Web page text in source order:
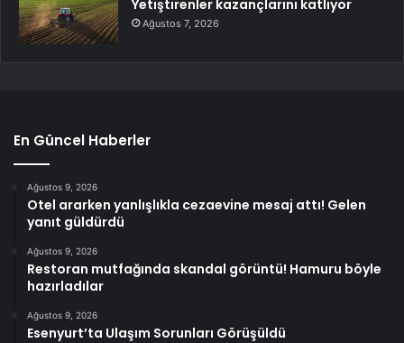
Yetiştirenler kazançlarını katlıyor
Ağustos 7, 2026
En Güncel Haberler
Ağustos 9, 2026
Otel ararken yanlışlıkla cezaevine mesaj attı! Gelen
yanıt güldürdü
Ağustos 9, 2026
Restoran mutfağında skandal görüntü! Hamuru böyle
hazırladılar
Ağustos 9, 2026
Esenyurt’ta Ulaşım Sorunları Görüşüldü